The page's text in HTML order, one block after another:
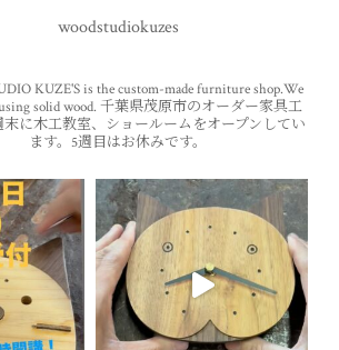
woodstudiokuzes
KUZE'S is the custom-made furniture shop.We
solid wood. 千葉県茂原市のオーダー家具工
末に木工教室、ショールームをオープンしてい
ます。5週目はお休みです。